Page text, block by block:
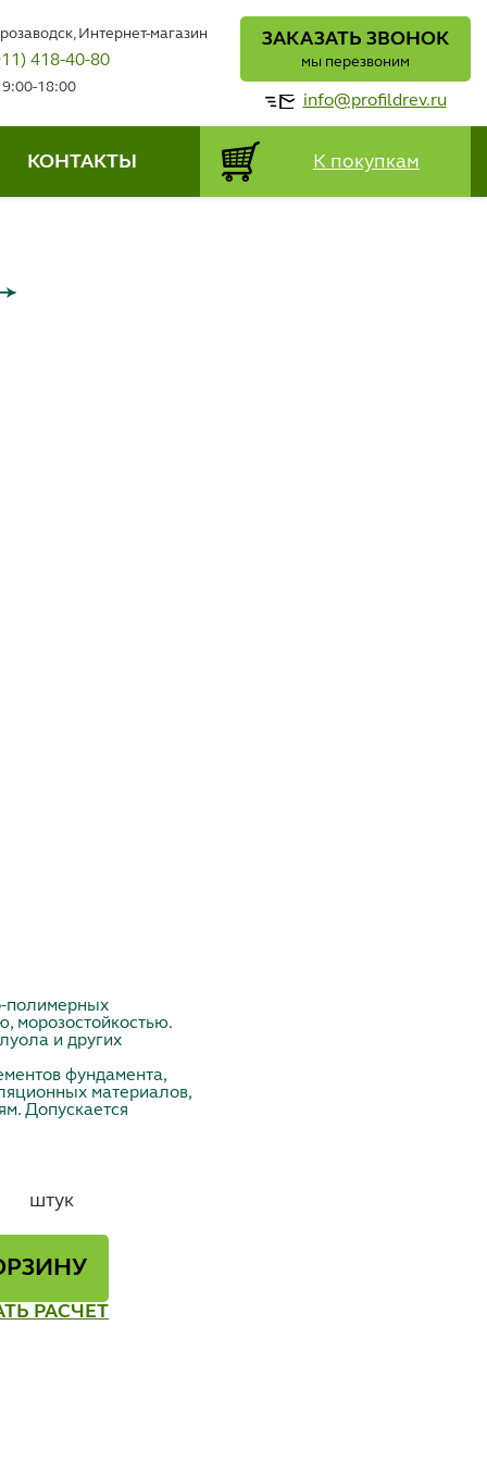
Интернет-магазин
418-40-80
9:00-18:00
ЗАКАЗАТЬ ЗВОНОК
мы перезвоним
info@profildrev.ru
КОНТАКТЫ К покупкам
полимерных
морозостойкостью.
и других
фундамента,
материалов,
Допускается
штук
РАСЧЕТ